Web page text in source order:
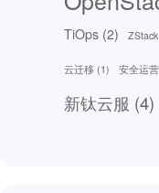
TiOps (2) ZStack
云迁移 (1) 安全运营
新钛云服 (4)